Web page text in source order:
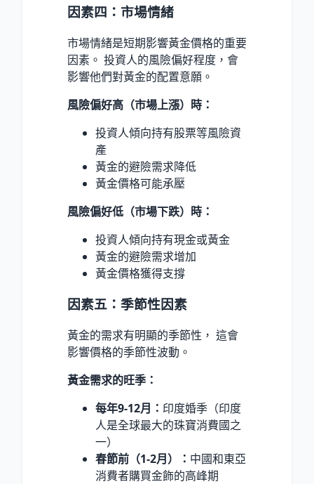
因素四：市場情緒
市場情緒是短期影響黃金價格的重要
因素。 投資人的風險偏好程度，會
影響他們對黃金的配置意願。
風險偏好高（市場上漲）時：
投資人傾向持有股票等風險資
產
黃金的避險需求降低
黃金價格可能承壓
風險偏好低（市場下跌）時：
投資人傾向持有現金或黃金
黃金的避險需求增加
黃金價格獲得支撐
因素五：季節性因素
黃金的需求有明顯的季節性， 這會
影響價格的季節性波動。
黃金需求的旺季：
每年9-12月： 印度婚季（印度
人是全球最大的珠寶消費國之
一）
春節前（1-2月）： 中國和東亞
消費者購買金飾的高峰期